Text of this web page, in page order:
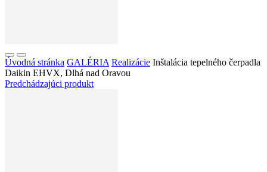
Úvodná stránka GALÉRIA Realizácie Inštalácia tepelného čerpadla
Daikin EHVX, Dlhá nad Oravou
Predchádzajúci produkt